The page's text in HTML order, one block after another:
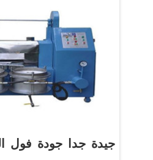
جيدة جدا جودة فول